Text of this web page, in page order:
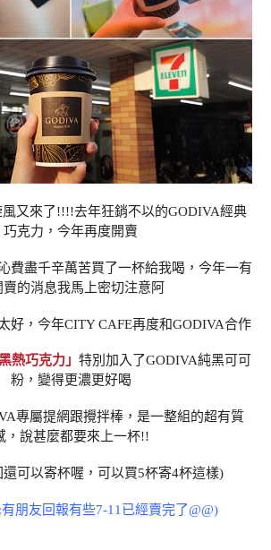
風又來了!!!!去年狂銷不以的GODIVA經典
巧克力，今年再度開賣
費盡千辛萬苦買了一杯給我喝，今年一有
賣的消息我馬上密切注意阿
好，今年CITY CAFE再度和GODIVA合作
熱巧克力」 特別加入了GODIVA純黑可可
粉，變得更濃更好喝
專屬提網跟攪拌棒，是一整組的超有質
，說甚麼都要來上一杯!!
可以寄杯喔，可以買5杯寄4杯這樣)
有朋友回報有些7-11已經賣完了@@)